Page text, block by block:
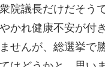
院議長だけだそうで
かれ健康不安が付
せんが、総選挙で